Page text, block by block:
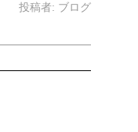
投稿者: ブログ